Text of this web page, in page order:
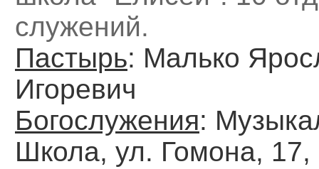
служений.
Пастырь: Малько
Игоревич
Богослужения:
Школа, ул. Гомона, 17,